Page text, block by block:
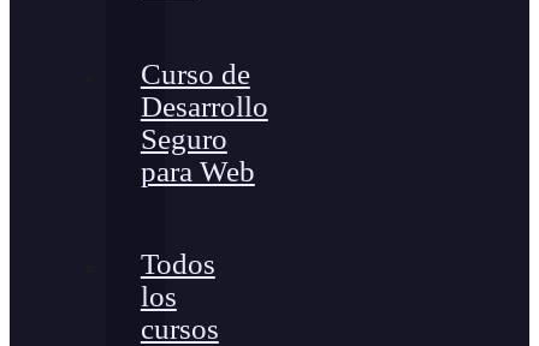
Curso de
Desarrollo
Seguro
para Web
Todos
los
cursos